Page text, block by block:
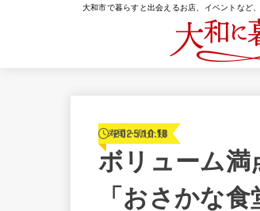
大和市で暮らすと出会えるお店、イベントなど
寿司・魚介類
2025.10.18
ボリューム満
「おさかな食